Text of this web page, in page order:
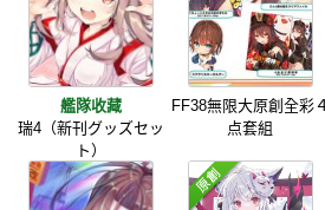
艦隊收藏
瑞4（新刊グッズセッ
ト）
FF38無限大原創全彩
点套組